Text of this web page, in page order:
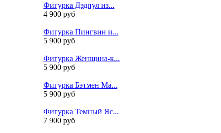
Фигурка Дэдпул из...
4 900 руб
Фигурка Пингвин и...
5 900 руб
Фигурка Женщина-к...
5 900 руб
Фигурка Бэтмен Ма...
5 900 руб
Фигурка Темный Яс...
7 900 руб